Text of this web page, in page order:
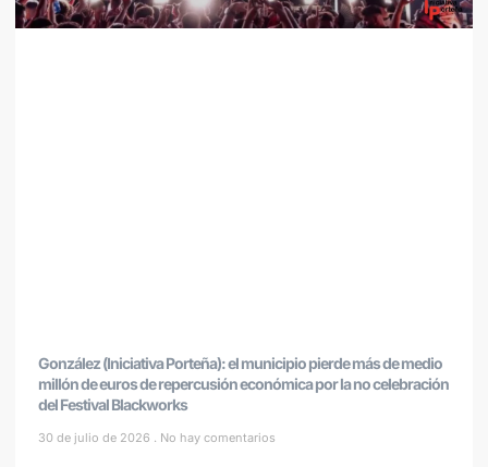
González (Iniciativa Porteña): el municipio pierde más de medio
millón de euros de repercusión económica por la no celebración
del Festival Blackworks
30 de julio de 2026 No hay comentarios